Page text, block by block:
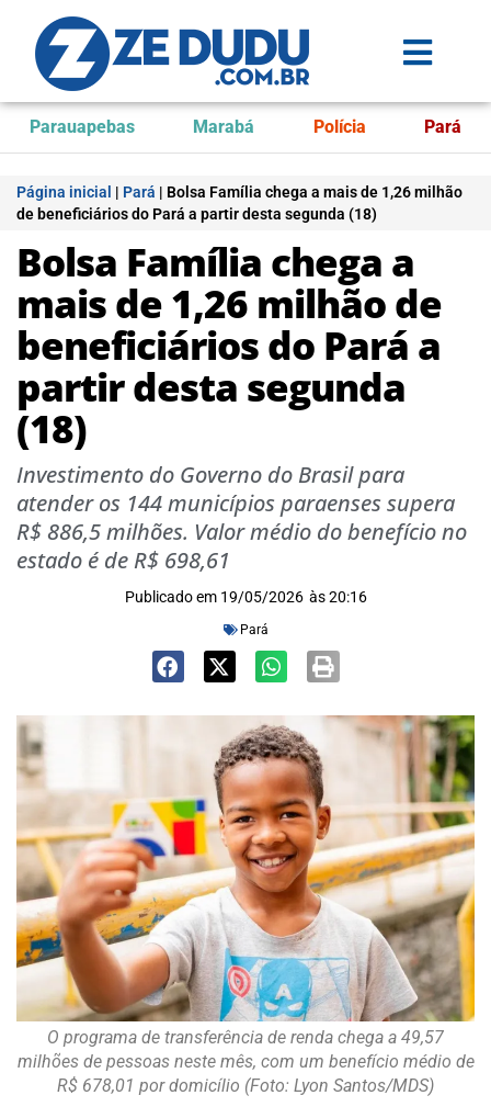
Parauapebas Marabá Polícia Pará
Página inicial | Pará | Bolsa Família chega a mais de 1,26 milhão
de beneficiários do Pará a partir desta segunda (18)
Bolsa Família chega a
mais de 1,26 milhão de
beneficiários do Pará a
partir desta segunda
(18)
Investimento do Governo do Brasil para
atender os 144 municípios paraenses supera
R$ 886,5 milhões. Valor médio do benefício no
estado é de R$ 698,61
Publicado em 19/05/2026 às 20:16
Pará
O programa de transferência de renda chega a 49,57
milhões de pessoas neste mês, com um benefício médio de
R$ 678,01 por domicílio (Foto: Lyon Santos/MDS)